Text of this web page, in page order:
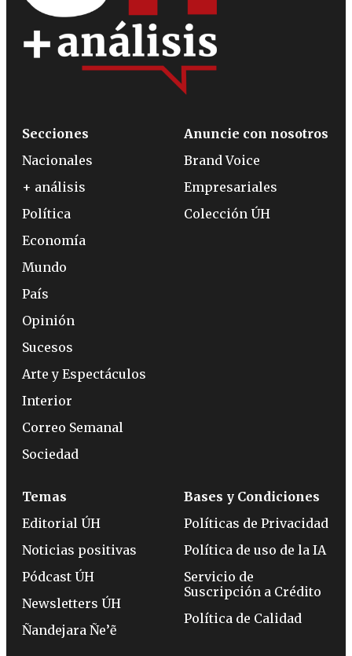
Secciones
Nacionales
+ análisis
Política
Economía
Mundo
País
Opinión
Sucesos
Arte y Espectáculos
Interior
Correo Semanal
Sociedad
Anuncie con nosotros
Brand Voice
Empresariales
Colección ÚH
Temas
Editorial ÚH
Noticias positivas
Pódcast ÚH
Newsletters ÚH
Ñandejara Ñe’ẽ
Bases y Condiciones
Políticas de Privacidad
Política de uso de la IA
Servicio de
Suscripción a Crédito
Política de Calidad